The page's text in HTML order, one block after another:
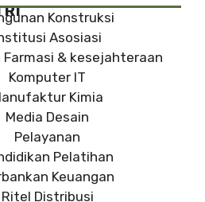
Konstruksi
Asosiasi
Farmasi & kesejahteraan
Komputer IT
Kimia
Media Desain
Pelayanan
Pelatihan
Keuangan
Ritel Distribusi